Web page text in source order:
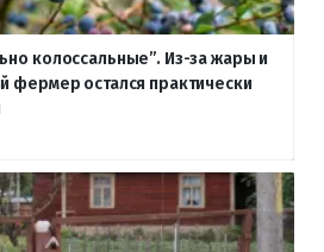
колоссальные”. Из-за жары и
фермер остался практически